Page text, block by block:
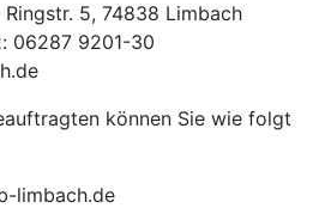
5, 74838 Limbach
06287 9201-30
können Sie wie folgt
limbach.de